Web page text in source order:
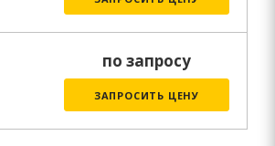
по запросу
ЗАПРОСИТЬ ЦЕНУ